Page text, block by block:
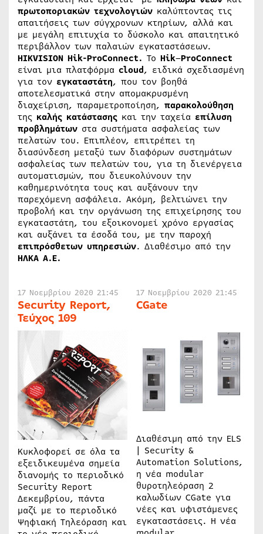
πρωτοποριακών τεχνολογιών καλύπτοντας τις
απαιτήσεις των σύγχρονων κτηρίων, αλλά και
με μεγάλη επιτυχία το δύσκολο και απαιτητικό
περιβάλλον των παλαιών εγκαταστάσεων.
HIKVISION Hik-ProConnect. Το Hik–ProConnect
είναι μια πλατφόρμα cloud, ειδικά σχεδιασμένη
για τον εγκαταστάτη, που τον βοηθά
αποτελεσματικά στην απομακρυσμένη
διαχείριση, παραμετροποίηση, παρακολούθηση
της καλής κατάστασης και την ταχεία επίλυση
προβλημάτων στα συστήματα ασφαλείας των
πελατών του. Επιπλέον, επιτρέπει τη
διασύνδεση μεταξύ των διαφόρων συστημάτων
ασφαλείας των πελατών του, για τη διενέργεια
αυτοματισμών, που διευκολύνουν την
καθημερινότητα τους και αυξάνουν την
παρεχόμενη ασφάλεια. Ακόμη, βελτιώνει την
προβολή και την οργάνωση της επιχείρησης του
εγκαταστάτη, του εξοικονομεί χρόνο εργασίας
και αυξάνει τα έσοδά του, με την παροχή
επιπρόσθετων υπηρεσιών. Διαθέσιμο από την
ΗΛΚΑ Α.Ε.
17 Νοεμβρίου 2020 21:45
Security Report,
Τεύχος 109
Κυκλοφορεί σε όλα τα
εξειδικευμένα σημεία
διανομής το περιοδικό
Security Report
Δεκεμβρίου, πάντα
μαζί με το περιοδικό
Ψηφιακή Τηλεόραση και
17 Νοεμβρίου 2020 21:45
CGate
Διαθέσιμη από την ELS
| Security &
Automation Solutions,
η νέα modular
θυροτηλεόραση 2
καλωδίων CGate για
νέες και υφιστάμενες
εγκαταστάσεις. Η νέα